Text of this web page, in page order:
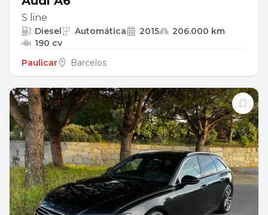
S line
Diesel Automática 2015
206.000 km
190 cv
Paulicar
Barcelos